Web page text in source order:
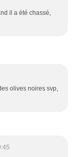
il a été chassé,
olives noires svp,